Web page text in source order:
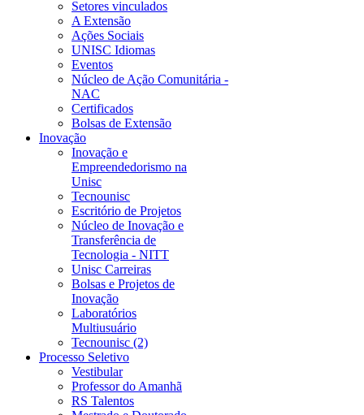
Setores vinculados
A Extensão
Ações Sociais
UNISC Idiomas
Eventos
Núcleo de Ação Comunitária -
NAC
Certificados
Bolsas de Extensão
Inovação
Inovação e
Empreendedorismo na
Unisc
Tecnounisc
Escritório de Projetos
Núcleo de Inovação e
Transferência de
Tecnologia - NITT
Unisc Carreiras
Bolsas e Projetos de
Inovação
Laboratórios
Multiusuário
Tecnounisc (2)
Processo Seletivo
Vestibular
Professor do Amanhã
RS Talentos